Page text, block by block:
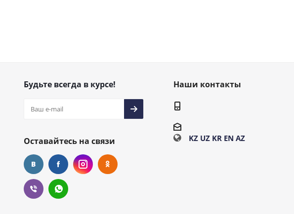
Будьте всегда в курсе!
Оставайтесь на связи
Наши контакты
KZ UZ KR EN AZ